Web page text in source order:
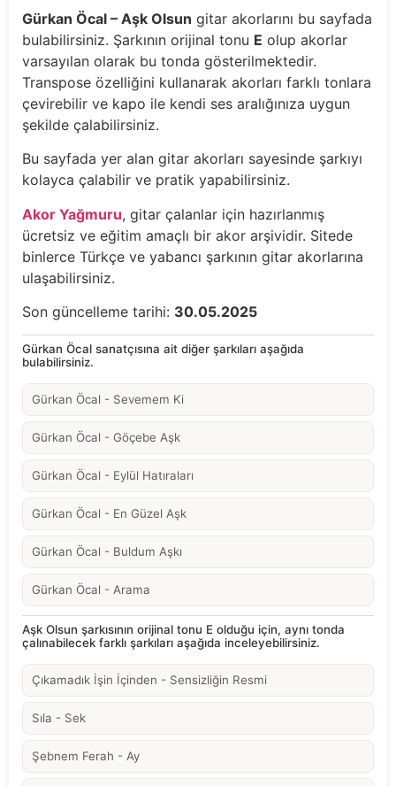
Gürkan Öcal – Aşk Olsun gitar akorlarını bu sayfada
bulabilirsiniz. Şarkının orijinal tonu E olup akorlar
varsayılan olarak bu tonda gösterilmektedir.
Transpose özelliğini kullanarak akorları farklı tonlara
çevirebilir ve kapo ile kendi ses aralığınıza uygun
şekilde çalabilirsiniz.
Bu sayfada yer alan gitar akorları sayesinde şarkıyı
kolayca çalabilir ve pratik yapabilirsiniz.
Akor Yağmuru, gitar çalanlar için hazırlanmış
ücretsiz ve eğitim amaçlı bir akor arşividir. Sitede
binlerce Türkçe ve yabancı şarkının gitar akorlarına
ulaşabilirsiniz.
Son güncelleme tarihi: 30.05.2025
Gürkan Öcal sanatçısına ait diğer şarkıları aşağıda
bulabilirsiniz.
Gürkan Öcal - Sevemem Ki
Gürkan Öcal - Göçebe Aşk
Gürkan Öcal - Eylül Hatıraları
Gürkan Öcal - En Güzel Aşk
Gürkan Öcal - Buldum Aşkı
Gürkan Öcal - Arama
Aşk Olsun şarkısının orijinal tonu E olduğu için, aynı tonda
çalınabilecek farklı şarkıları aşağıda inceleyebilirsiniz.
Çıkamadık İşin İçinden - Sensizliğin Resmi
Sıla - Sek
Şebnem Ferah - Ay